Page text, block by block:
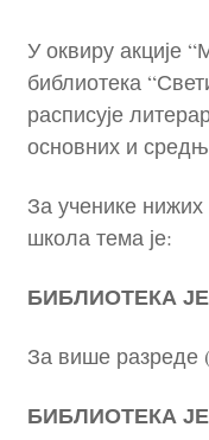
У оквиру акције
библиотека
расписује
основних и
За ученике
школа тема је:
БИБЛИОТЕКА
За више разреде
БИБЛИОТЕКА